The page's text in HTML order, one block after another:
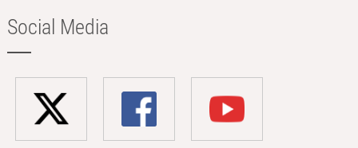
Social Media